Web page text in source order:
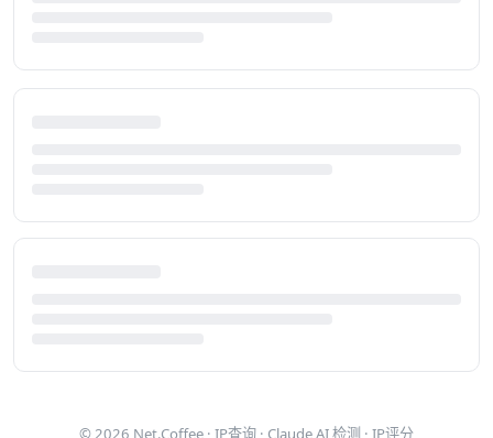
© 2026 Net.Coffee · IP查询 · Claude AI 检测 · IP评分